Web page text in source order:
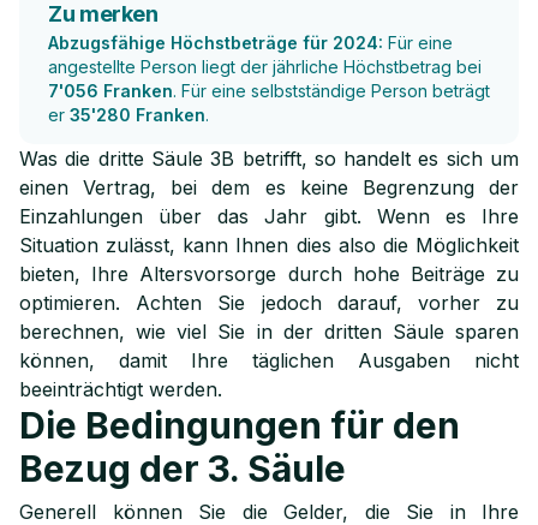
Zu merken
Abzugsfähige Höchstbeträge für 2024: Für eine
angestellte Person liegt der jährliche Höchstbetrag bei
7'056 Franken. Für eine selbstständige Person beträgt
er 35'280 Franken.
Was die dritte Säule 3B betrifft, so handelt es sich um
einen Vertrag, bei dem es keine Begrenzung der
Einzahlungen über das Jahr gibt. Wenn es Ihre
Situation zulässt, kann Ihnen dies also die Möglichkeit
bieten, Ihre Altersvorsorge durch hohe Beiträge zu
optimieren. Achten Sie jedoch darauf, vorher zu
berechnen, wie viel Sie in der dritten Säule sparen
können, damit Ihre täglichen Ausgaben nicht
beeinträchtigt werden.
Die Bedingungen für den
Bezug der 3. Säule
Generell können Sie die Gelder, die Sie in Ihre